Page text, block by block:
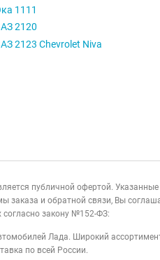
1111
2120
2123 Chevrolet Niva
публичной офертой.
заказа и обратной связи, Вы
закону №152-ФЗ:
Лада. Широкий
по всей России.